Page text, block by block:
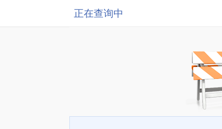
正在查询中